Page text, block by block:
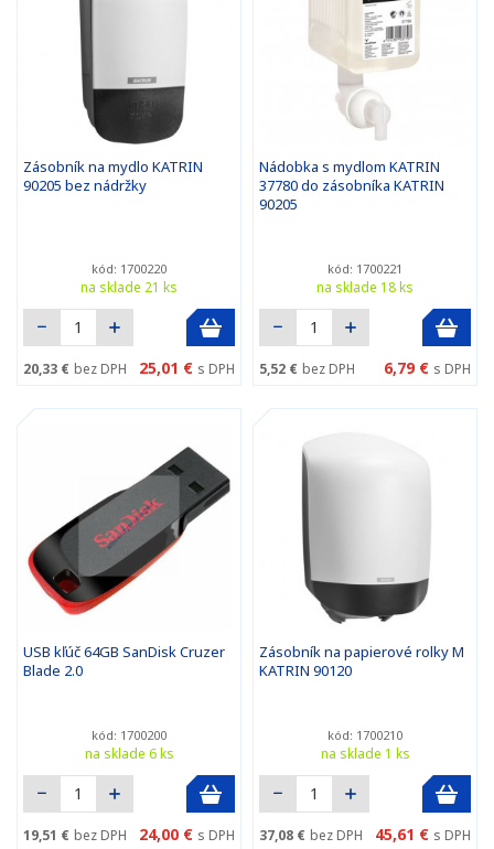
Zásobník na mydlo KATRIN
90205 bez nádržky
kód: 1700220
na sklade 21 ks
20,33 € bez DPH 25,01 € s DPH
Nádobka s mydlom KATRIN
37780 do zásobníka KATRIN
90205
kód: 1700221
na sklade 18 ks
5,52 € bez DPH 6,79 € s DPH
USB kľúč 64GB SanDisk Cruzer
Blade 2.0
kód: 1700200
na sklade 6 ks
19,51 € bez DPH 24,00 € s DPH
Zásobník na papierové rolky M
KATRIN 90120
kód: 1700210
na sklade 1 ks
37,08 € bez DPH 45,61 € s DPH